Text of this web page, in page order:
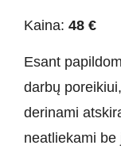
Kaina: 48 €
Esant
darbų
derinami
neatliekami be